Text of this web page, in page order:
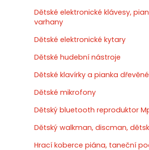
Dětské elektronické klávesy,
varhany
Dětské elektronické kytary
Dětské hudební nástroje
Dětské klavírky a pianka dřevěné
Dětské mikrofony
Dětský bluetooth reproduktor
Dětský walkman, discman,
Hrací koberce piána, taneční